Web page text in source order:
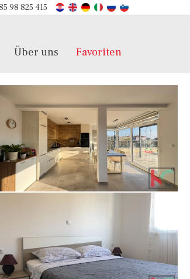
98 825 415
Über uns Favoriten